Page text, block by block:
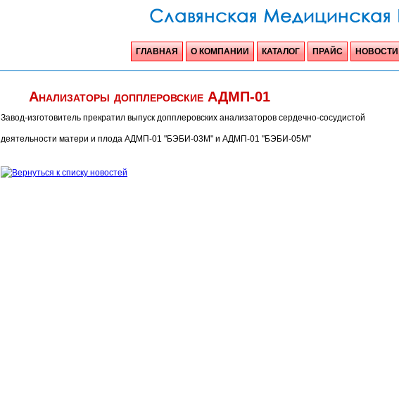
ГЛАВНАЯ О КОМПАНИИ КАТАЛОГ ПРАЙС НОВОСТИ
Анализаторы допплеровские АДМП-01
Завод-изготовитель прекратил выпуск допплеровских анализаторов сердечно-сосудистой
деятельности матери и плода АДМП-01 "БЭБИ-03М" и АДМП-01 "БЭБИ-05М"